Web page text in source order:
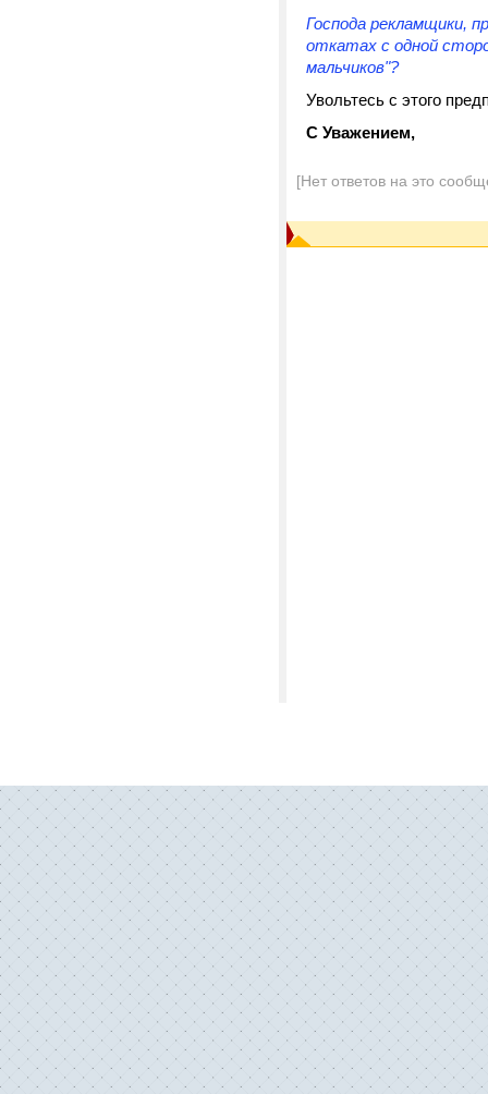
Господа рекламщики,
откатах с одной
мальчиков"?
Увольтесь с этого
С Уважением,
[Нет ответов на это